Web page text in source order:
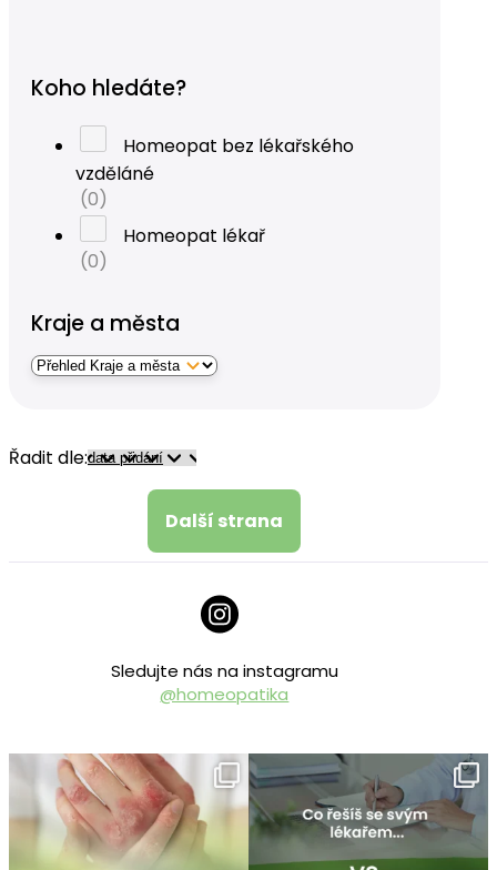
Koho hledáte?
Homeopat bez lékařského
vzděláné
(0)
Homeopat lékař
(0)
Kraje a města
Řadit dle:
Další strana
Sledujte nás na instagramu
@homeopatika
homeopatika.cz
Čvc 25
homeopatika.cz
Čvc 16